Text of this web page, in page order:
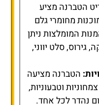
הטברנה מציע
מחומרי גלם
המומלצות ניתן
גירוס, סלט יווני,
הטברנה מציעה
וטבעוניות,
נהדר לכל אחד.